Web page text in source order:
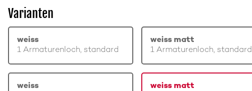
Varianten
weiss
1 Armaturenloch, standard
weiss matt
1 Armaturenloch, standard
weiss
weiss matt